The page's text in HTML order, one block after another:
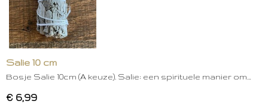
Salie 10 cm
Bosje Salie 10cm (A keuze). Salie: een spirituele manier om…
€ 6,99